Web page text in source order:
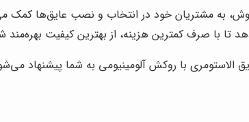
به مشتریان خود در انتخاب و نصب عایق‌ها کمک
تا با صرف کمترین هزینه، از بهترین کیفیت بهره‌مند
با روکش آلومینیومی به شما پیشنهاد